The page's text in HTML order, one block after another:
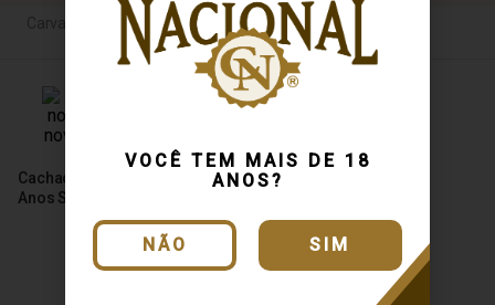
VOCÊ TEM MAIS DE 18
ANOS?
NÃO SIM
Carvalho Europeu
Cachaça Dama da Noite 6
Anos Select 750ml